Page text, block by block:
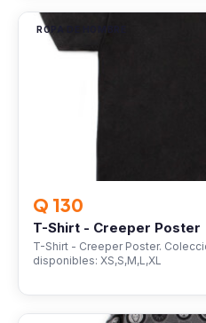
ROPA DE HOMBRE
Q 130
T-Shirt - Creeper Poster
T-Shirt - Creeper Poster.
disponibles: XS,S,M,L,XL